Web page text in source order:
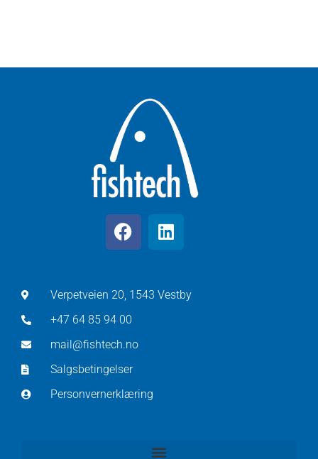
Verpetveien 20, 1543 Vestby
+47 64 85 94 00
mail@fishtech.no
Salgsbetingelser
Personvernerklæring